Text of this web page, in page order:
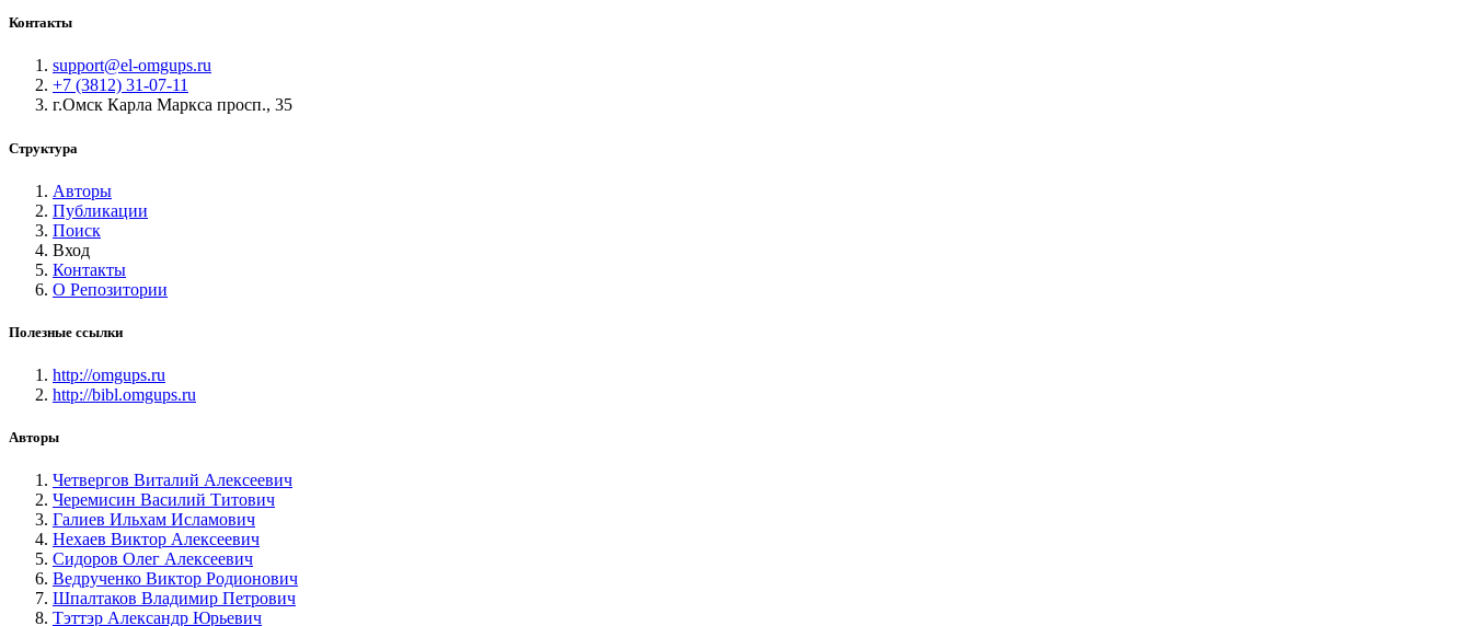
Контакты
support@el-omgups.ru
+7 (3812) 31-07-11
г.Омск Карла Маркса просп., 35
Структура
Авторы
Публикации
Поиск
Вход
Контакты
О Репозитории
Полезные ссылки
http://omgups.ru
http://bibl.omgups.ru
Авторы
Четвергов Виталий Алексеевич
Черемисин Василий Титович
Галиев Ильхам Исламович
Нехаев Виктор Алексеевич
Сидоров Олег Алексеевич
Ведрученко Виктор Родионович
Шпалтаков Владимир Петрович
Тэттэр Александр Юрьевич